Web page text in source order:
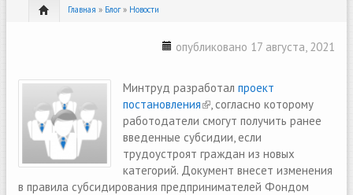
Главная » Блог» Новости
опубликовано 17 августа, 2021
Минтруд разработал проект
постановления(link is external)
, согласно которому
работодатели смогут получить ранее
введенные субсидии, если
трудоустроят граждан из новых
категорий. Документ внесет изменения
в правила субсидирования предпринимателей Фондом